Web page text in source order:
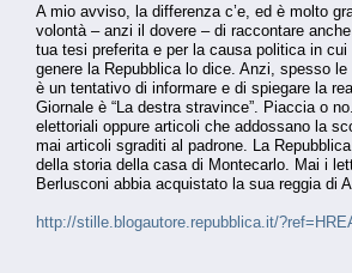
A mio avviso, la differenza c’e, ed è molto
volontà – anzi il dovere – di raccontare
tua tesi preferita e per la causa politica in
genere la Repubblica lo dice. Anzi, spesso
è un tentativo di informare e di spiegare la
Giornale è “La destra stravince”. Piaccia o
elettoriali oppure articoli che addossano la
mai articoli sgraditi al padrone. La
della storia della casa di Montecarlo. Mai i
Berlusconi abbia acquistato la sua reggia di
http://stille.blogautore.repubblica.it/